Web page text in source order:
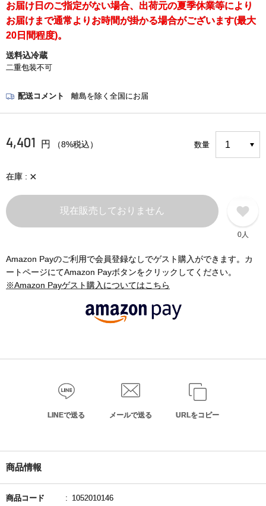
お届け日のご指定がない場合、出荷元の夏季休業等により
お届けまで通常よりお時間が掛かる場合がございます(最大
20日間程度)。
送料込冷蔵
二重包装不可
配送コメント 離島を除く全国にお届
4,401 円 （8%税込） 数量
在庫 ×
現在販売しておりません
0人
Amazon Payのご利用で会員登録なしでゲスト購入ができます。カ
ートページにてAmazon Payボタンをクリックしてください。
※Amazon Payゲスト購入についてはこちら
LINEで送る メールで送る URLをコピー
商品情報
商品コード 1052010146